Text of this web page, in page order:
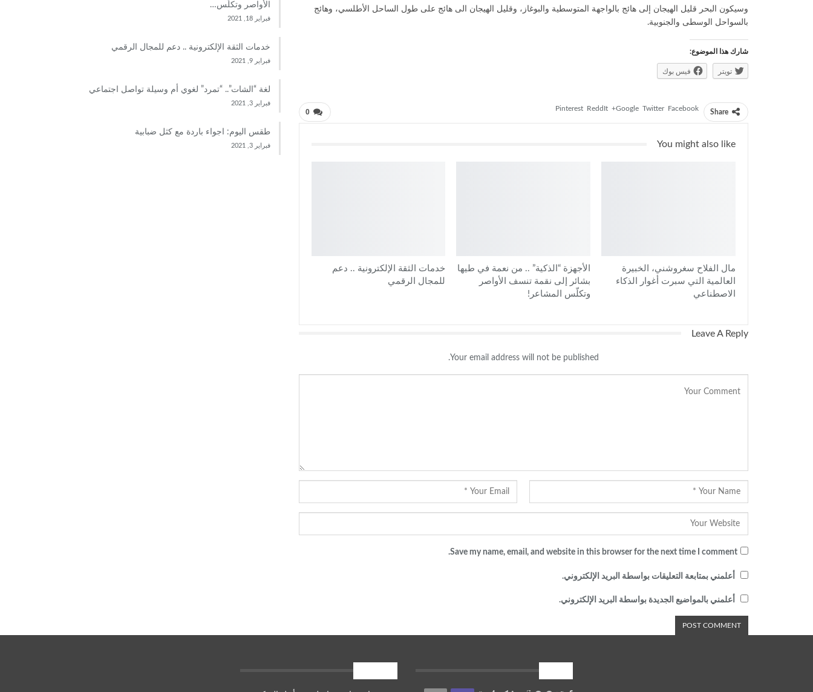
وسيكون البحر قليل الهيجان إلى هائج بالواجهة المتوسطية والبوغاز، وقليل الهيجان الى هائج على طول الساحل الأطلسي، وهائج
بالسواحل الوسطى والجنوبية.
شارك هذا الموضوع:
تويتر فيس بوك
0 Share
Facebook
Twitter
Google+
ReddIt
Pinterest
You might also like
مال الفلاح سغروشني، الخبيرة
العالمية التي سبرت أغوار الذكاء
الاصطناعي
الأجهزة “الذكية” .. من نعمة في طيها
بشائر إلى نقمة تنسف الأواصر
وتكلّس المشاعر!
خدمات الثقة الإلكترونية .. دعم
للمجال الرقمي
Leave A Reply
Your email address will not be published.
Save my name, email, and website in this browser for the next time I comment.
أعلمني بمتابعة التعليقات بواسطة البريد الإلكتروني.
أعلمني بالمواضيع الجديدة بواسطة البريد الإلكتروني.
الأواصر وتكلّس…
فبراير 18, 2021
خدمات الثقة الإلكترونية .. دعم للمجال الرقمي
فبراير 9, 2021
لغة “الشات”.. “تمرد” لغوي أم وسيلة تواصل اجتماعي
فبراير 3, 2021
طقس اليوم: اجواء باردة مع كثل ضبابية
فبراير 3, 2021